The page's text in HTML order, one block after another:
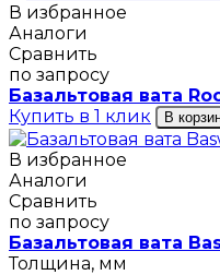
В избранное
Аналоги
Сравнить
по запросу
Базальтовая вата
Купить в 1 клик
В
В избранное
Аналоги
Сравнить
по запросу
Базальтовая вата
Толщина, мм